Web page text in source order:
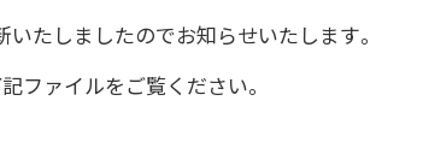
たしましたのでお知らせいたします。
ファイルをご覧ください。